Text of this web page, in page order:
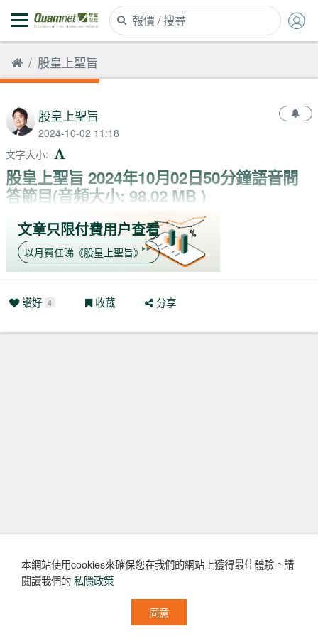
股皇上聖旨
股皇上聖旨
2024-10-02 11:18
文字大小:
股皇上聖旨 2024年10月02日50分鐘語音問
答節目(音頻大小: 98.02 MB )
文章只限付費用户查看
以月費任睇 《股皇上聖旨》
讚好 4 收藏 分享
本網站使用cookies來確保您在我們的網站上獲得最佳體驗。請
閱讀我們的私隱政策
同意